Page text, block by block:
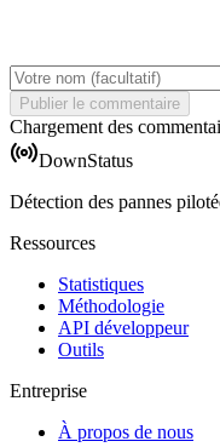
Publier le commentaire
Chargement des
DownStatus
Détection des pannes
Ressources
Statistiques
Méthodologie
API développeur
Outils
Entreprise
À propos de nous